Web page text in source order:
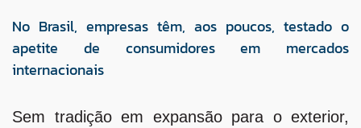
No Brasil, empresas têm, aos poucos, testado o
apetite de consumidores em mercados
internacionais
Sem tradição em expansão para o exterior,